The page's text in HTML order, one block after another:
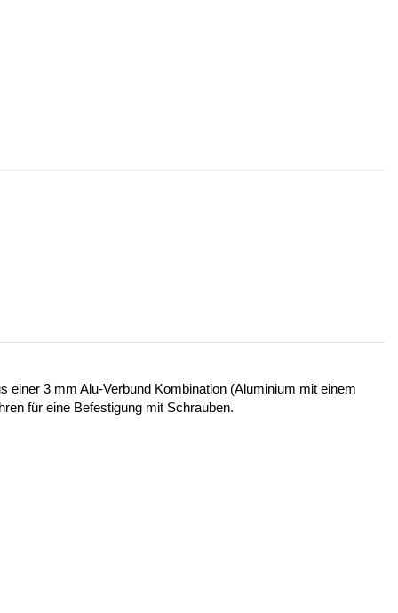
3 mm Alu-Verbund Kombination (Aluminium mit einem
für eine Befestigung mit Schrauben.